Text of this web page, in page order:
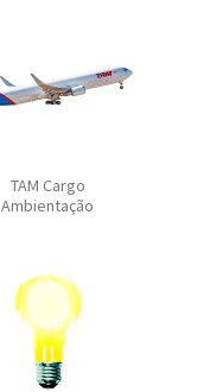
TAM Cargo
Ambientação